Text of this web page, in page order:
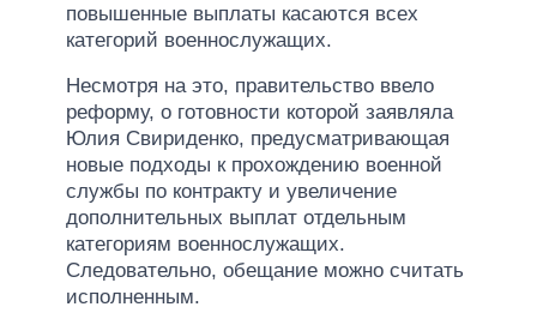
повышенные выплаты касаются всех
категорий военнослужащих.
Несмотря на это, правительство ввело
реформу, о готовности которой заявляла
Юлия Свириденко, предусматривающая
новые подходы к прохождению военной
службы по контракту и увеличение
дополнительных выплат отдельным
категориям военнослужащих.
Следовательно, обещание можно считать
исполненным.